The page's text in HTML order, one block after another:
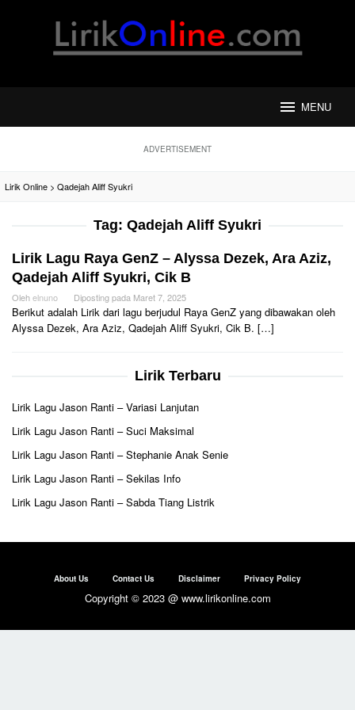
MENU
ADVERTISEMENT
Lirik Online > Qadejah Aliff Syukri
Tag: Qadejah Aliff Syukri
Lirik Lagu Raya GenZ – Alyssa Dezek, Ara Aziz,
Qadejah Aliff Syukri, Cik B
Olehelnuno Diposting pada Maret 7, 2025
Berikut adalah Lirik dari lagu berjudul Raya GenZ yang dibawakan oleh
Alyssa Dezek, Ara Aziz, Qadejah Aliff Syukri, Cik B. […]
Lirik Terbaru
Lirik Lagu Jason Ranti – Variasi Lanjutan
Lirik Lagu Jason Ranti – Suci Maksimal
Lirik Lagu Jason Ranti – Stephanie Anak Senie
Lirik Lagu Jason Ranti – Sekilas Info
Lirik Lagu Jason Ranti – Sabda Tiang Listrik
About Us Contact Us Disclaimer Privacy Policy
Copyright © 2023 @ www.lirikonline.com